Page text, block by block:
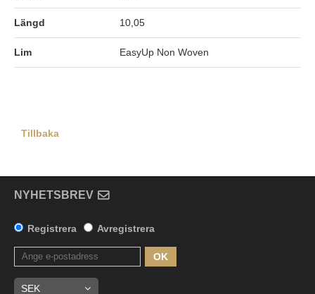
Längd 10,05
Lim EasyUp Non Woven
Tillbaka
NYHETSBREV
Registrera Avregistrera
OK